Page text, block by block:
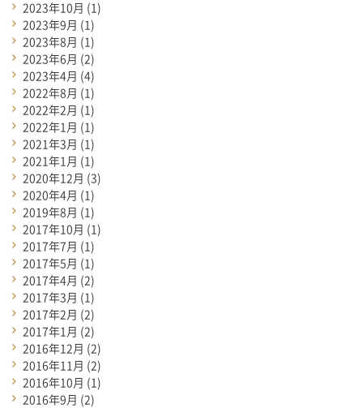
2023年10月 (1)
2023年9月 (1)
2023年8月 (1)
2023年6月 (2)
2023年4月 (4)
2022年8月 (1)
2022年2月 (1)
2022年1月 (1)
2021年3月 (1)
2021年1月 (1)
2020年12月 (3)
2020年4月 (1)
2019年8月 (1)
2017年10月 (1)
2017年7月 (1)
2017年5月 (1)
2017年4月 (2)
2017年3月 (1)
2017年2月 (2)
2017年1月 (2)
2016年12月 (2)
2016年11月 (2)
2016年10月 (1)
2016年9月 (2)